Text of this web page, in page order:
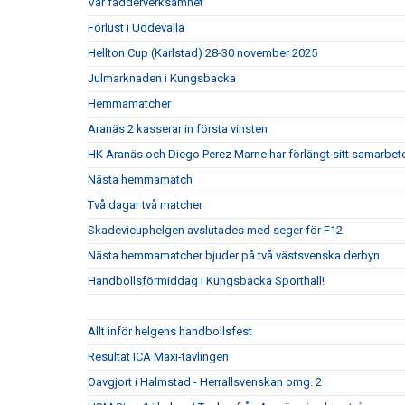
Förlust i Uddevalla
Hellton Cup (Karlstad) 28-30 november 2025
Julmarknaden i Kungsbacka
Hemmamatcher
Aranäs 2 kasserar in första vinsten
HK Aranäs och Diego Perez Marne har förlängt sitt
Nästa hemmamatch
Två dagar två matcher
Skadevicuphelgen avslutades med seger för F12
Nästa hemmamatcher bjuder på två västsvenska derbyn
Handbollsförmiddag i Kungsbacka Sporthall!
Allt inför helgens handbollsfest
Resultat ICA Maxi-tävlingen
Oavgjort i Halmstad - Herrallsvenskan omg. 2